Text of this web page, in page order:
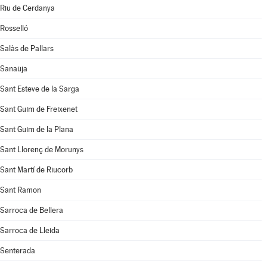
Riu de Cerdanya
Rosselló
Salàs de Pallars
Sanaüja
Sant Esteve de la Sarga
Sant Guim de Freixenet
Sant Guim de la Plana
Sant Llorenç de Morunys
Sant Martí de Riucorb
Sant Ramon
Sarroca de Bellera
Sarroca de Lleida
Senterada